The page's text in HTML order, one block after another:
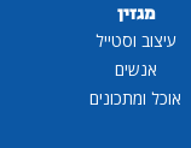
מגזין
עיצוב וסטייל
אנשים
אוכל ומתכונים